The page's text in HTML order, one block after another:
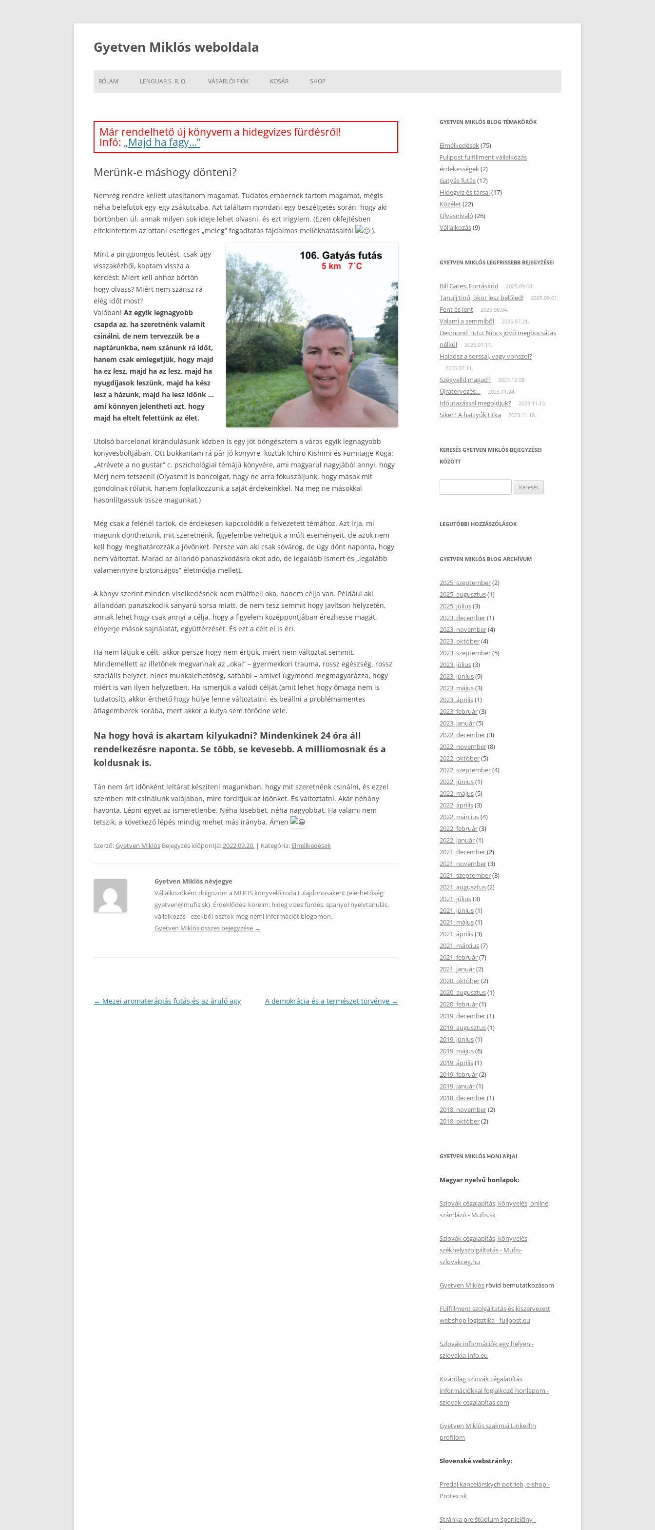
Kilépés
Gyetven Miklós weboldala
RÓLAM LENGUAR S. R. O. VÁSÁRLÓI FIÓK KOSÁR SHOP
Már rendelhető új könyvem a hidegvizes fürdésről!
Infó: „Majd ha fagy…”
Merünk-e máshogy dönteni?
Nemrég rendre kellett utasítanom magamat. Tudatos embernek tartom magamat, mégis
néha belefutok egy-egy zsákutcába. Azt találtam mondani egy beszélgetés során, hogy aki
börtönben ül, annak milyen sok ideje lehet olvasni, és ezt irigylem. (Ezen okfejtésben
eltekintettem az ottani esetleges „meleg” fogadtatás fájdalmas mellékhatásaitól
).
Mint a pingpongos leütést, csak úgy
visszakézből, kaptam vissza a
kérdést: Miért kell ahhoz börtön
hogy olvass? Miért nem szánsz rá
elég időt most?
Valóban! Az egyik legnagyobb
csapda az, ha szeretnénk valamit
csinálni, de nem tervezzük be a
naptárunkba, nem szánunk rá időt,
hanem csak emlegetjük, hogy majd
ha ez lesz, majd ha az lesz, majd ha
nyugdíjasok leszünk, majd ha kész
lesz a házunk, majd ha lesz időnk …
ami könnyen jelentheti azt, hogy
majd ha eltelt felettünk az élet.
Utolsó barcelonai kirándulásunk közben is egy jót böngésztem a város egyik legnagyobb
könyvesboltjában. Ott bukkantam rá pár jó könyvre, köztük Ichiro Kishimi és Fumitage Koga:
„Atrévete a no gustar” c. pszichológiai témájú könyvére, ami magyarul nagyjából annyi, hogy
Merj nem tetszeni! (Olyasmit is boncolgat, hogy ne arra fókuszáljunk, hogy mások mit
gondolnak rólunk, hanem foglalkozzunk a saját érdekeinkkel. Na meg ne másokkal
hasonlítgassuk össze magunkat.)
Még csak a felénél tartok, de érdekesen kapcsolódik a felvezetett témához. Azt írja, mi
magunk dönthetünk, mit szeretnénk, figyelembe vehetjük a múlt eseményeit, de azok nem
kell hogy meghatározzák a jövőnket. Persze van aki csak sóvárog, de úgy dönt naponta, hogy
nem változtat. Marad az állandó panaszkodásra okot adó, de legalább ismert és „legalább
valamennyire biztonságos” életmódja mellett.
A könyv szerint minden viselkedésnek nem múltbeli oka, hanem célja van. Például aki
állandóan panaszkodik sanyarú sorsa miatt, de nem tesz semmit hogy javítson helyzetén,
annak lehet hogy csak annyi a célja, hogy a figyelem középpontjában érezhesse magát,
elnyerje mások sajnálatát, együttérzését. És ezt a célt el is éri.
Ha nem látjuk e célt, akkor persze hogy nem értjük, miért nem változtat semmit.
Mindemellett az illetőnek megvannak az „okai” – gyermekkori trauma, rossz egészség, rossz
szociális helyzet, nincs munkalehetőség, satöbbi – amivel úgymond megmagyarázza, hogy
miért is van ilyen helyzetben. Ha ismerjük a valódi célját (amit lehet hogy őmaga nem is
tudatosít), akkor érthető hogy hülye lenne változtatni, és beállni a problémamentes
átlagemberek sorába, mert akkor a kutya sem törődne vele.
Na hogy hová is akartam kilyukadni? Mindenkinek 24 óra áll
rendelkezésre naponta. Se több, se kevesebb. A milliomosnak és a
koldusnak is.
Tán nem árt időnként leltárat készíteni magunkban, hogy mit szeretnénk csinálni, és ezzel
szemben mit csinálunk valójában, mire fordítjuk az időnket. És változtatni. Akár néhány
havonta. Lépni egyet az ismeretlenbe. Néha kisebbet, néha nagyobbat. Ha valami nem
tetszik, a következő lépés mindig mehet más irányba. Ámen
Szerző:Gyetven Miklós Bejegyzés időpontja:2022.09.20. | Kategória: Elmélkedések
Gyetven Miklós névjegye
Vállalkozóként dolgozom a MUFIS könyvelőiroda tulajdonosaként (elérhetőség:
gyetven@mufis.sk). Érdeklődési köreim: hideg vizes fürdés, spanyol nyelvtanulás,
vállalkozás - ezekből osztok meg némi információt blogomon.
Gyetven Miklós összes bejegyzése →
Bejegyzés
← Mezei aromaterápiás futás és az áruló agy A demokrácia és a természet törvénye →
GYETVEN MIKLÓS BLOG TÉMAKÖRÖK
Elmélkedések(75)
Fullpost fulfillment vállalkozás
érdekességek(2)
Gatyás futás(17)
Hidegvíz és társai(17)
Közélet(22)
Olvasnivaló (26)
Vállalkozás(9)
GYETVEN MIKLÓS LEGFRISSEBB BEJEGYZÉSEI
Bill Gates: Forráskód 2025.09.08.
Tanulj tinó, ökör lesz belőled! 2025.09.01.
Fent és lent 2025.08.04.
Valami a semmiből 2025.07.21.
Desmond Tutu: Nincs jövő megbocsátás
nélkül
2025.07.17.
Haladsz a sorssal, vagy vonszol?
2025.07.11.
Szégyelld magad? 2023.12.08.
Újratervezés… 2023.11.24.
Időutazással megoldjuk? 2023.11.13.
Siker? A hattyúk titka 2023.11.10.
KERESÉS GYETVEN MIKLÓS BEJEGYZÉSEI
KÖZÖTT
LEGUTÓBBI HOZZÁSZÓLÁSOK
GYETVEN MIKLÓS BLOG ARCHÍVUM
2025. szeptember(2)
2025. augusztus(1)
2025. július(3)
2023. december(1)
2023. november(4)
2023. október(4)
2023. szeptember(5)
2023. július(3)
2023. június(9)
2023. május(3)
2023. április(1)
2023. február(3)
2023. január(5)
2022. december(3)
2022. november(8)
2022. október(5)
2022. szeptember(4)
2022. június(1)
2022. május(5)
2022. április(3)
2022. március(4)
2022. február(3)
2022. január(1)
2021. december(2)
2021. november(3)
2021. szeptember(3)
2021. augusztus(2)
2021. július(3)
2021. június(1)
2021. május(1)
2021. április(3)
2021. március(7)
2021. február(7)
2021. január(2)
2020. október(2)
2020. augusztus(1)
2020. február(1)
2019. december(1)
2019. augusztus(1)
2019. június(1)
2019. május(6)
2019. április(1)
2019. február(2)
2019. január(1)
2018. december(1)
2018. november(2)
2018. október(2)
GYETVEN MIKLÓS HONLAPJAI
Magyar nyelvű honlapok:
Szlovák cégalapítás, könyvelés, online
számlázó - Mufis.sk
Szlovák cégalapítás, könyvelés,
székhelyszolgáltatás - Mufis-
szlovakceg.hu
Gyetven Miklós rövid bemutatkozásom
Fulfillment szolgáltatás és kiszervezett
webshop logisztika - fullpost.eu
Szlovák információk egy helyen -
szlovakia-info.eu
Kizárólag szlovák cégalapítás
információkkal foglalkozó honlapom -
szlovak-cegalapitas.com
Gyetven Miklós szakmai LinkedIn
profilom
Slovenské webstránky:
Predaj kancelárskych potrieb, e-shop -
Protex.sk
Stránka pre štúdium španielčiny -